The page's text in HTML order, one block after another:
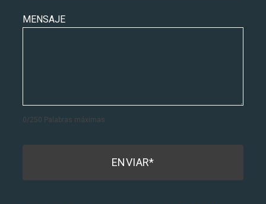
MENSAJE
0/250 Palabras máximas
ENVIAR*